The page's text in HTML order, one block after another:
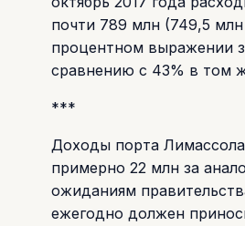
почти 789 млн (749,5
процентном выражении
сравнению с 43% в том
***
Доходы порта
примерно 22 млн за
ожиданиям
ежегодно должен